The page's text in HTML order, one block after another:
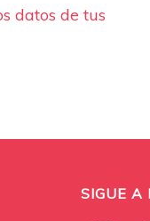
datos de tus
SIGUE A